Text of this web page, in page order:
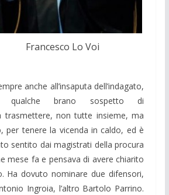
Francesco Lo Voi
anche all’insaputa dell’indagato,
qualche brano sospetto di
trasmettere, non tutte insieme, ma
per tenere la vicenda in caldo, ed è
sentito dai magistrati della procura
mese fa e pensava di avere chiarito
Ha dovuto nominare due difensori,
Ingroia, l’altro Bartolo Parrino.